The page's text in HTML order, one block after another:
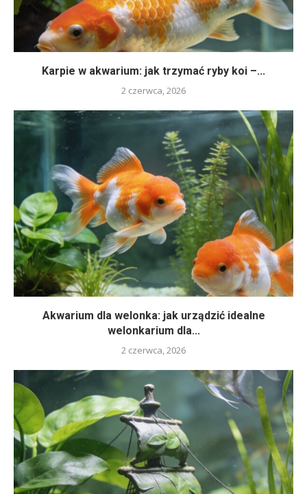
Karpie w akwarium: jak trzymać ryby koi –...
2 czerwca, 2026
Akwarium dla welonka: jak urządzić idealne
welonkarium dla...
2 czerwca, 2026